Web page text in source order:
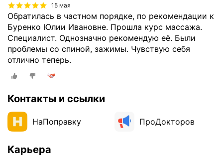
15 мая
Обратилась в частном порядке, по рекомендации к
Буренко Юлии Ивановне. Прошла курс массажа.
Специалист. Однозначно рекомендую её. Были
проблемы со спиной, зажимы. Чувствую себя
отлично теперь.
Контакты и ссылки
НаПоправку ПроДокторов
Карьера